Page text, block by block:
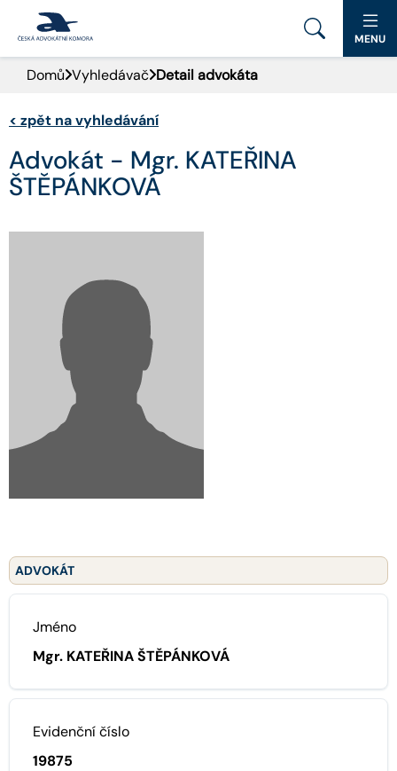
PORTÁL ČAK
DOMŮ
AKTUALITY
ADVOKÁTNÍ DENÍK
KONTAKT
MENU
Domů Vyhledávač Detail advokáta
< zpět na vyhledávání
Advokát - Mgr. KATEŘINA
ŠTĚPÁNKOVÁ
ADVOKÁT
Jméno
Mgr. KATEŘINA ŠTĚPÁNKOVÁ
Evidenční číslo
19875